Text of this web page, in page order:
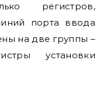
регистров,
порта ввода
на две группы –
установки